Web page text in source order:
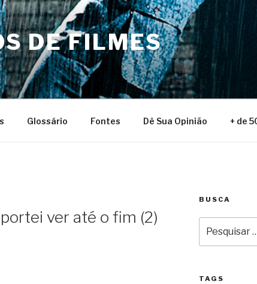
DE FILMES
Glossário Fontes Dê Sua Opinião + de
ver até o fim (2)
BUSCA
por:
TAGS